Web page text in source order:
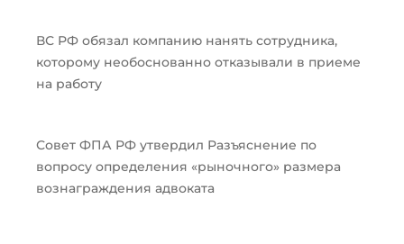
ВС РФ обязал компанию нанять сотрудника,
которому необоснованно отказывали в приеме
на работу
Совет ФПА РФ утвердил Разъяснение по
вопросу определения «рыночного» размера
вознаграждения адвоката